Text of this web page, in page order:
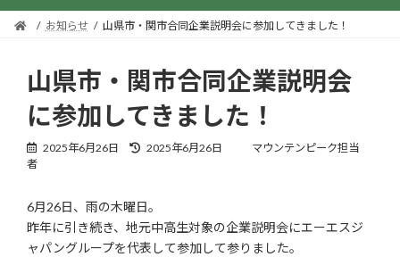
ッ
移
お知らせ 山県市・関市合同企業説明会に参加してきました！
山県市・関市合同企業説明会
に参加してきました！
2025年6月26日
最
日
時
:
2025年6月26日
マウンテンピーク担当
者
6月26日、雨の木曜日。
昨年に引き続き、地元中高生対象の企業説明会にエーエスジ
ャパングループを代表して参加して参りました。